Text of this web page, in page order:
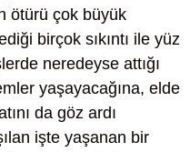
ötürü çok büyük
birçok sıkıntı ile yüz
neredeyse attığı
yaşayacağına, elde
da göz ardı
işte yaşanan bir